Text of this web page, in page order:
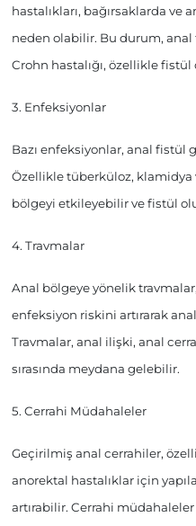
hastalıkları, bağırsaklarda
neden olabilir. Bu durum, anal
Crohn hastalığı, özellikle fistül
3. Enfeksiyonlar
Bazı enfeksiyonlar, anal fistül
Özellikle tüberküloz, klamidya
bölgeyi etkileyebilir ve fistül
4. Travmalar
Anal bölgeye yönelik
enfeksiyon riskini artırarak
Travmalar, anal ilişki, anal
sırasında meydana gelebilir.
5. Cerrahi Müdahaleler
Geçirilmiş anal cerrahiler,
anorektal hastalıklar için
artırabilir. Cerrahi